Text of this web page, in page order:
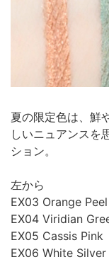
夏の限定色は、鮮
しいニュアンスを
ション。
左から
EX03 Orange Peel
EX04 Viridian
EX05 Cassis Pink
EX06 White Silver